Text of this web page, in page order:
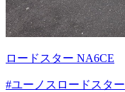
ロードスター NA6CE
#ユーノスロードスター